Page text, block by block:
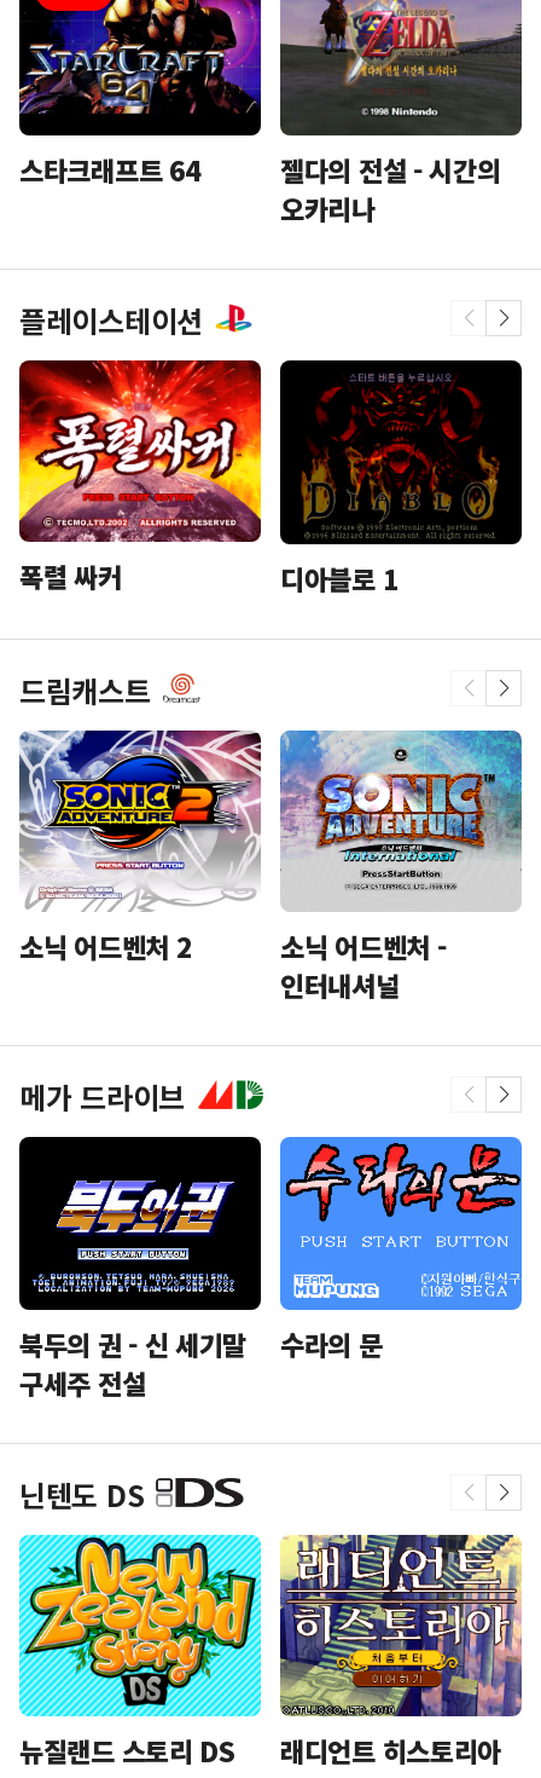
스타크래프트 64
젤다의 전설 - 시간의
오카리나
플레이스테이션
폭렬 싸커 디아블로 1
드림캐스트
소닉 어드벤처 2
소닉 어드벤처 -
인터내셔널
메가 드라이브
북두의 권 - 신 세기말
구세주 전설
수라의 문
닌텐도 DS
뉴질랜드 스토리 DS 래디언트 히스토리아